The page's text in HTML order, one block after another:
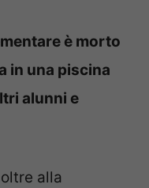
è morto
in una piscina
alunni e
alla